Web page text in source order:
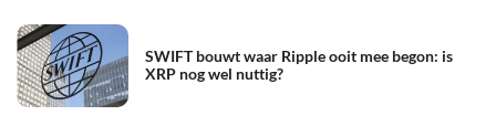
SWIFT bouwt waar Ripple ooit mee begon: is
XRP nog wel nuttig?